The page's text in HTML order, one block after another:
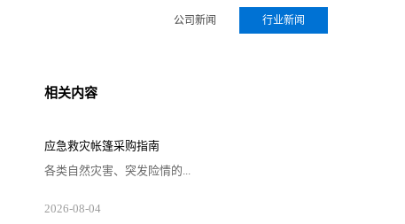
公司新闻 行业新闻
相关内容
应急救灾帐篷采购指南
各类自然灾害、突发险情的...
2026-08-04